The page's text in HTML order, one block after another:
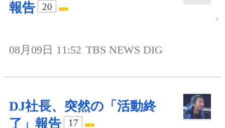
報告
20
08月09日 11:52 TBS NEWS DIG
DJ社長、突然の「活動終
了」報告
17